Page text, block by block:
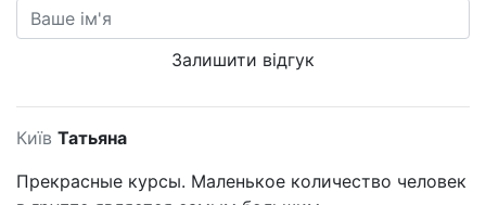
Залишити відгук
Київ Татьяна
Прекрасные курсы. Маленькое количество человек